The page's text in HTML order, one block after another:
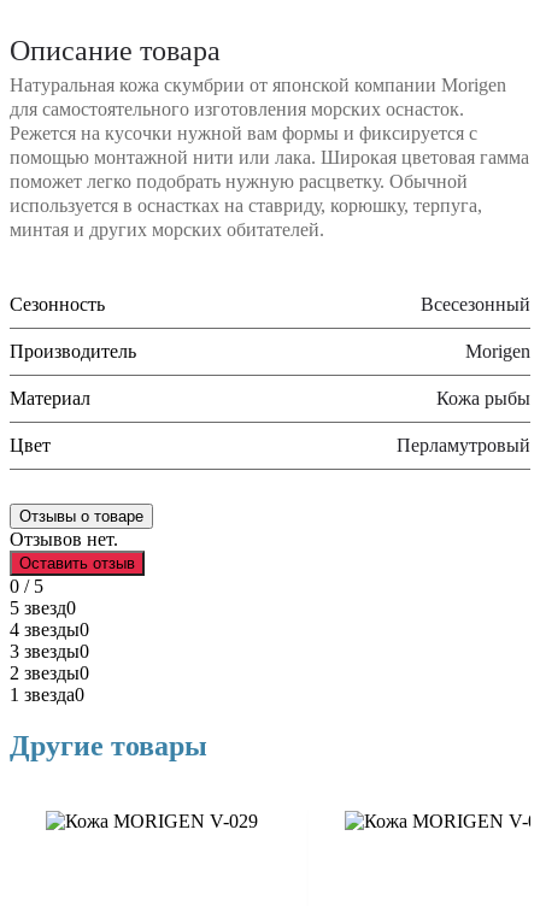
Описание товара
Натуральная кожа скумбрии от японской компании Morigen
для самостоятельного изготовления морских оснасток.
Режется на кусочки нужной вам формы и фиксируется с
помощью монтажной нити или лака. Широкая цветовая гамма
поможет легко подобрать нужную расцветку. Обычной
используется в оснастках на ставриду, корюшку, терпуга,
минтая и других морских обитателей.
Сезонность Всесезонный
Производитель Morigen
Материал Кожа рыбы
Цвет Перламутровый
Отзывы о товаре
Отзывов нет.
Оставить отзыв
0 / 5
5 звезд0
4 звезды0
3 звезды0
2 звезды0
1 звезда0
Другие товары